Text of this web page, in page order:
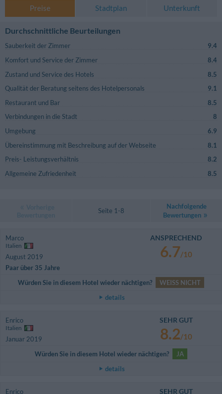
Preise Stadtplan Unterkunft
Durchschnittliche Beurteilungen
Sauberkeit der Zimmer
9.4
Komfort und Service der Zimmer
8.4
Zustand und Service des Hotels
8.5
Qualität der Beratung seitens des Hotelpersonals
9.1
Restaurant und Bar
8.5
Verbindungen in die Stadt
8
Umgebung
6.9
Übereinstimmung mit Beschreibung auf der Webseite
8.1
Preis- Leistungsverhältnis
8.2
Allgemeine Zufriedenheit
8.5
Seite 1-8
Nachfolgende
Bewertungen
Marco
Italien
August 2019
Paar über 35 Jahre
ANSPRECHEND
6.7/10
Würden Sie in diesem Hotel wieder nächtigen?
WEISS NICHT
details
Enrico
Italien
Januar 2019
SEHR GUT
8.2/10
Würden Sie in diesem Hotel wieder nächtigen?
JA
details
Enrico SEHR GUT